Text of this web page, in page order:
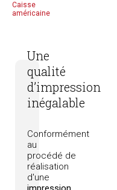
Caisse
américaine
Une
qualité
d’impression
inégalable
Conformément
au
procédé de
réalisation
d'une